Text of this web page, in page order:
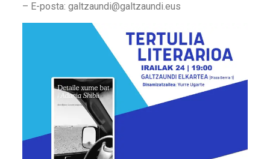
– E-posta: galtzaundi@galtzaundi.eus